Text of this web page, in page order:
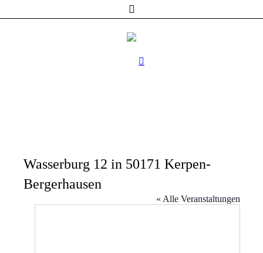
Wasserburg 12 in 50171 Kerpen-
Bergerhausen
« Alle Veranstaltungen